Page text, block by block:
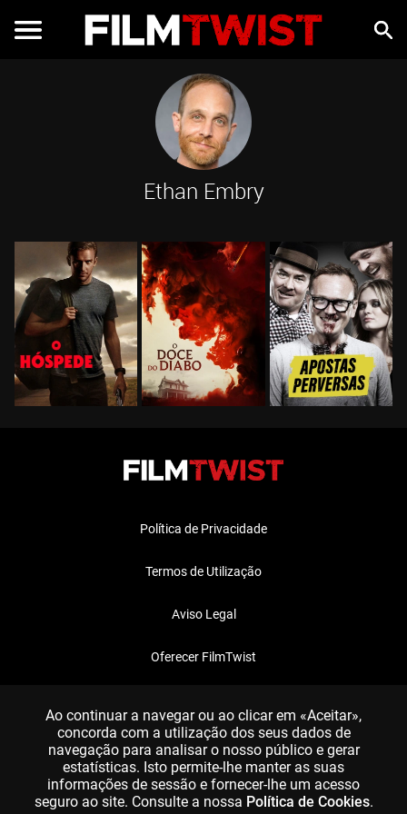
Ethan Embry
Política de Privacidade
Termos de Utilização
Aviso Legal
Oferecer FilmTwist
Ao continuar a navegar ou ao clicar em «Aceitar»,
concorda com a utilização dos seus dados de
navegação para analisar o nosso público e gerar
estatísticas. Isto permite-lhe manter as suas
informações de sessão e fornecer-lhe um acesso
seguro ao site. Consulte a nossa Política de Cookies.